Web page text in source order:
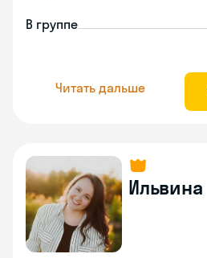
В группе
Читать дальше
Ильвина